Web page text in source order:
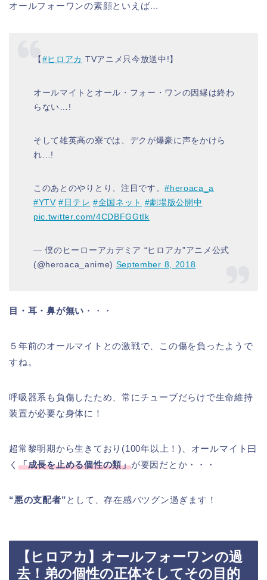
オールフォーワンの素顔といえば…
【 #ヒロアカ TVアニメ只今放送中!】
オールマイトとオール・フォー・ワンの因縁は終わ
らない…!
そして雄英高の寮では、デクが爆豪に声をかけら
れ…!
このあとのやりとり、注目です。#heroaca_a
#YTV #日テレ #全国ネット #劇場版公開中
pic.twitter.com/4CDBFGGtIk
— 僕のヒーローアカデミア “ヒロアカ”アニメ公式
(@heroaca_anime) September 8, 2018
目・耳・鼻が無い ・・・
５年前のオールマイトとの激戦で、この傷を負ったようで
すね。
呼吸器系も負傷したため、常にチューブだらけで生命維持
装置が必要な身体に！
超常黎明期から生きており(100年以上！)、オールマイト曰
く 「成長を止める個性の類」が要因だとか・・・
“悪の支配者”として、存在感バツグン過ぎます！
【ヒロアカ】オールフォーワンの過
去！弟の個性の正体そしてその目的